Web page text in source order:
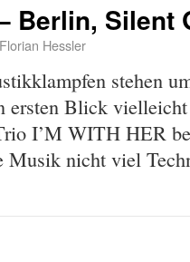
Berlin, Silent
Florian Hessler
stehen
ersten Blick
I’M WITH HER
Musik nicht viel